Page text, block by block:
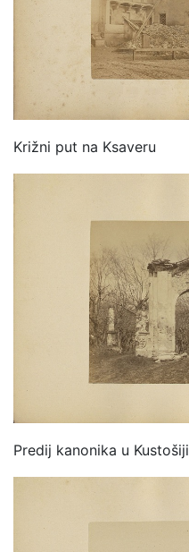
Križni put na Ksaveru
Predij kanonika u Kustošiji